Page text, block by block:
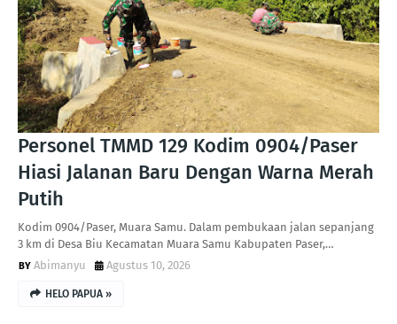
Personel TMMD 129 Kodim 0904/Paser
Hiasi Jalanan Baru Dengan Warna Merah
Putih
Kodim 0904/Paser, Muara Samu. Dalam pembukaan jalan sepanjang
3 km di Desa Biu Kecamatan Muara Samu Kabupaten Paser,…
Abimanyu
Agustus 10, 2026
HELO PAPUA »